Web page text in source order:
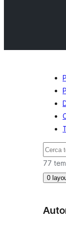
Cerca
77
0